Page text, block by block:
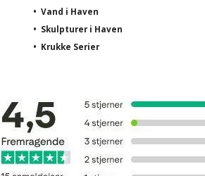
• Vand i Haven
• Skulpturer i Haven
• Krukke Serier